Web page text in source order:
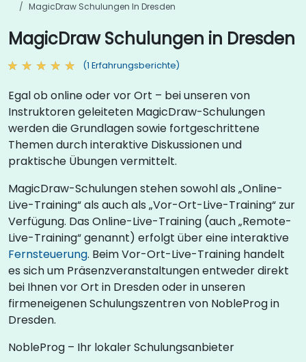
MagicDraw Schulungen In Dresden
MagicDraw Schulungen in Dresden
(1 Erfahrungsberichte)
Egal ob online oder vor Ort – bei unseren von
Instruktoren geleiteten MagicDraw-Schulungen
werden die Grundlagen sowie fortgeschrittene
Themen durch interaktive Diskussionen und
praktische Übungen vermittelt.
MagicDraw-Schulungen stehen sowohl als „Online-
Live-Training“ als auch als „Vor-Ort-Live-Training“ zur
Verfügung. Das Online-Live-Training (auch „Remote-
Live-Training“ genannt) erfolgt über eine interaktive
Fernsteuerung. Beim Vor-Ort-Live-Training handelt
es sich um Präsenzveranstaltungen entweder direkt
bei Ihnen vor Ort in Dresden oder in unseren
firmeneigenen Schulungszentren von NobleProg in
Dresden.
NobleProg – Ihr lokaler Schulungsanbieter